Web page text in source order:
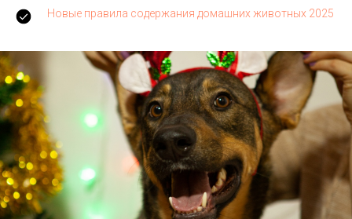
Новые правила содержания домашних животных 2025